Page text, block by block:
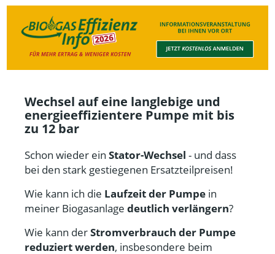
Wechsel auf eine langlebige und
energieeffizientere Pumpe mit bis
zu 12 bar
Schon wieder ein Stator-Wechsel - und dass
bei den stark gestiegenen Ersatzteilpreisen!
Wie kann ich die Laufzeit der Pumpe in
meiner Biogasanlage deutlich verlängern?
Wie kann derStromverbrauch der Pumpe
reduziert werden, insbesondere beim